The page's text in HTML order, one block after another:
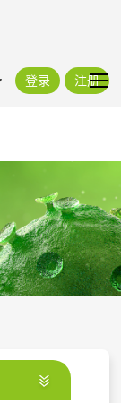
登录 注册